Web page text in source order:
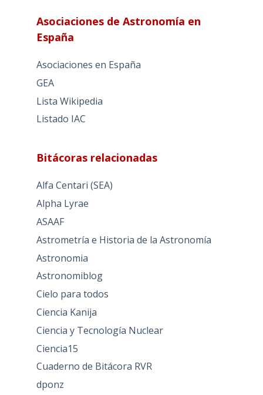
Asociaciones de Astronomía en
España
Asociaciones en España
GEA
Lista Wikipedia
Listado IAC
Bitácoras relacionadas
Alfa Centari (SEA)
Alpha Lyrae
ASAAF
Astrometría e Historia de la Astronomía
Astronomia
Astronomiblog
Cielo para todos
Ciencia Kanija
Ciencia y Tecnología Nuclear
Ciencia15
Cuaderno de Bitácora RVR
dponz